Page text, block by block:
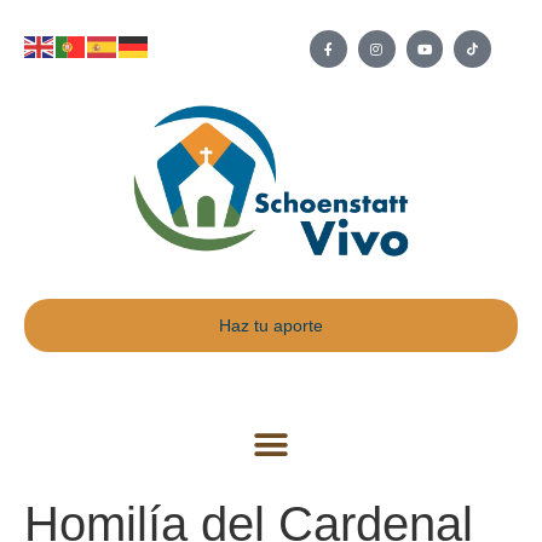
Haz tu aporte
Homilía del Cardenal